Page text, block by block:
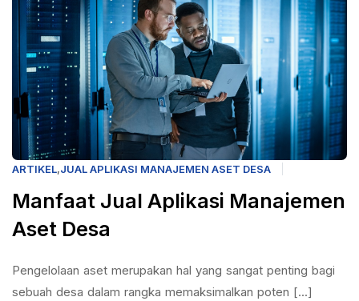
ARTIKEL,JUAL APLIKASI MANAJEMEN ASET DESA
Manfaat Jual Aplikasi Manajemen
Aset Desa
Pengelolaan aset merupakan hal yang sangat penting bagi
sebuah desa dalam rangka memaksimalkan poten [...]